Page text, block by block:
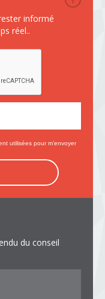
informé
réel..
utilisées pour m’envoyer
du conseil